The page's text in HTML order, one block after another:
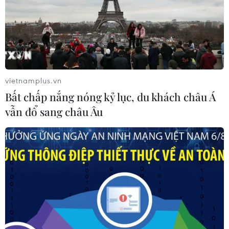
Ba tỉnh biên giới đề xuất giải pháp
tăng hiệu quả chống buôn lậu thuốc
lá
04/08/2026 14:20
Xử phạt người đăng tải tin sai sự thật
về Dự án Trục đại lộ cảnh quan sông
Hồng
04/08/2026 13:44
Đồng Nai: Phát hiện xe khách chở
hơn 800kg thực phẩm chế biến
không rõ nguồn gốc
04/08/2026 11:01
vietnamplus.vn
Bất chấp nắng nóng kỷ lục, du khách châu Á
vẫn đổ sang châu Âu